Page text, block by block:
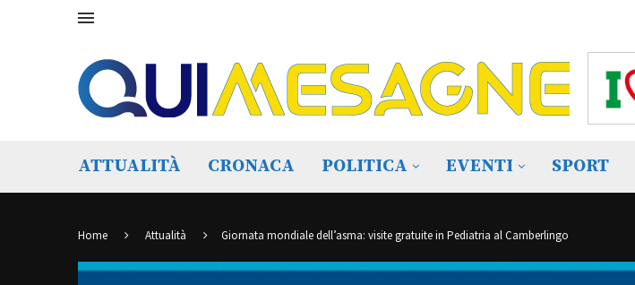
ATTUALITÀ CRONACA POLITICA EVENTI SPORT
Home Attualità Giornata mondiale dell’asma: visite gratuite in Pediatria al Camberlingo